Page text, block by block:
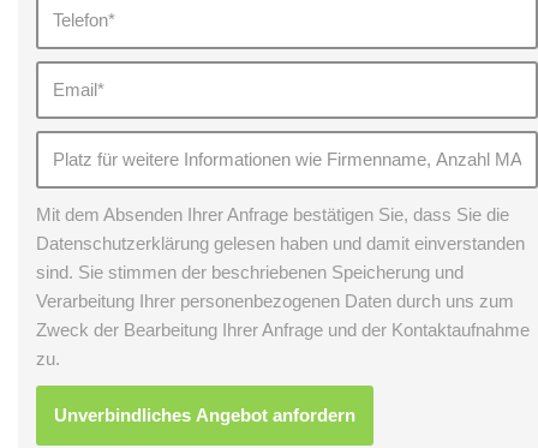
Mit dem Absenden Ihrer Anfrage bestätigen Sie, dass Sie die
Datenschutzerklärung gelesen haben und damit einverstanden
sind. Sie stimmen der beschriebenen Speicherung und
Verarbeitung Ihrer personenbezogenen Daten durch uns zum
Zweck der Bearbeitung Ihrer Anfrage und der Kontaktaufnahme
zu.